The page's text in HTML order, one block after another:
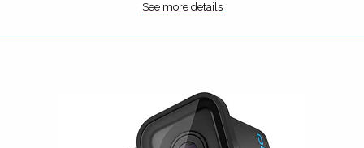
See more details